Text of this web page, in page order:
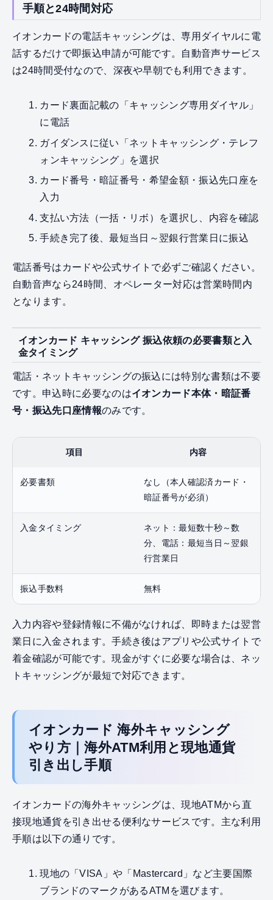
手順と24時間対応
イオンカードの電話キャッシングは、専用ダイヤルに電
話するだけで即振込申請が可能です。自動音声サービス
は24時間受付なので、深夜や早朝でも利用できます。
カード裏面記載の「キャッシング専用ダイヤル」
に電話
ガイダンスに従い「ネットキャッシング・テレフ
ォンキャッシング」を選択
カード番号・暗証番号・希望金額・振込先口座を
入力
支払い方法（一括・リボ）を選択し、内容を確認
手続き完了後、最短当日～翌銀行営業日に振込
電話番号はカードや公式サイトで必ずご確認ください。
自動音声なら24時間、オペレーター対応は営業時間内
となります。
イオンカード キャッシング 振込依頼の必要書類と入
金タイミング
電話・ネットキャッシングの振込には特別な書類は不要
です。申込時に必要なのはイオンカード本体・暗証番
号・振込先口座情報のみです。
項目 内容
必要書類
なし（本人確認済カード・
暗証番号が必須）
入金タイミング
ネット：最短数十秒～数
分、電話：最短当日～翌銀
行営業日
振込手数料 無料
入力内容や登録情報に不備がなければ、即時または翌営
業日に入金されます。手続き後はアプリや公式サイトで
着金確認が可能です。現金がすぐに必要な場合は、ネッ
トキャッシングが最短で対応できます。
イオンカード 海外キャッシング
やり方｜海外ATM利用と現地通貨
引き出し手順
イオンカードの海外キャッシングは、現地ATMから直
接現地通貨を引き出せる便利なサービスです。主な利用
手順は以下の通りです。
現地の「VISA」や「Mastercard」など主要国際
ブランドのマークがあるATMを選びます。